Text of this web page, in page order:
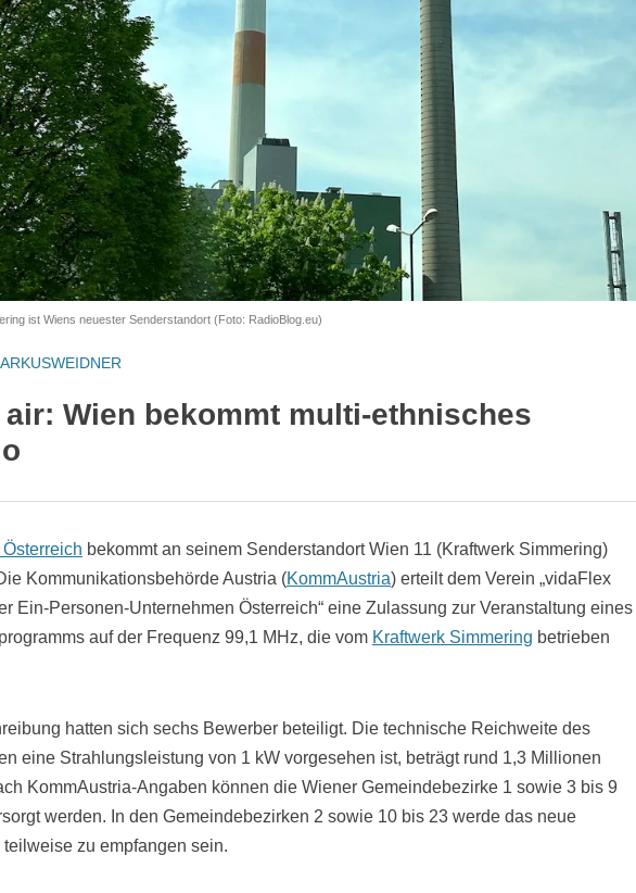
ist Wiens neuester Senderstandort (Foto: RadioBlog.eu)
Wien bekommt multi-ethnisches
bekommt an seinem Senderstandort Wien 11 (Kraftwerk Simmering)
Kommunikationsbehörde Austria (KommAustria) erteilt dem Verein „vidaFlex
Ein-Personen-Unternehmen Österreich“ eine Zulassung zur Veranstaltung eines
auf der Frequenz 99,1 MHz, die vom Kraftwerk Simmering betrieben
hatten sich sechs Bewerber beteiligt. Die technische Reichweite des
eine Strahlungsleistung von 1 kW vorgesehen ist, beträgt rund 1,3 Millionen
KommAustria-Angaben können die Wiener Gemeindebezirke 1 sowie 3 bis 9
werden. In den Gemeindebezirken 2 sowie 10 bis 23 werde das neue
teilweise zu empfangen sein.